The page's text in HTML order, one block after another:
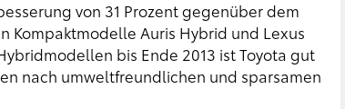
von 31 Prozent gegenüber dem
Kompaktmodelle Auris Hybrid und Lexus
bis Ende 2013 ist Toyota gut
nach umweltfreundlichen und sparsamen